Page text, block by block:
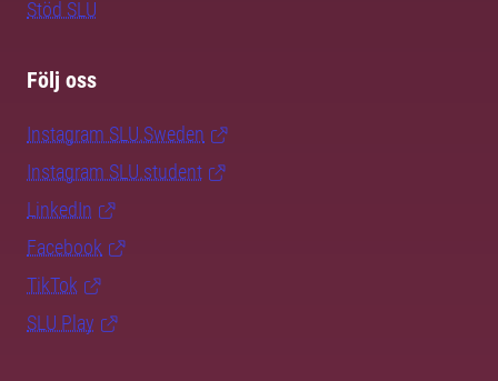
Stöd SLU
Följ oss
Instagram SLU.Sweden
Instagram SLU.student
LinkedIn
Facebook
TikTok
SLU Play